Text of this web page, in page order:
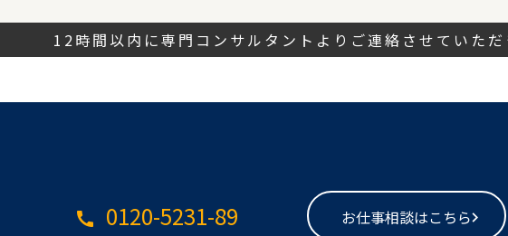
12時間以内に専門コンサルタントよりご連絡させていた
call 0120-5231-89 お仕事相談はこちら